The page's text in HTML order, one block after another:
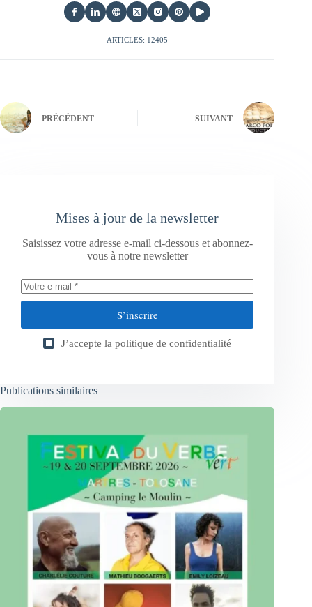
ARTICLES: 12405
PRÉCÉDENT SUIVANT
Mises à jour de la newsletter
Saisissez votre adresse e-mail ci-dessous et abonnez-
vous à notre newsletter
S’inscrire
J’accepte la politique de confidentialité
Publications similaires